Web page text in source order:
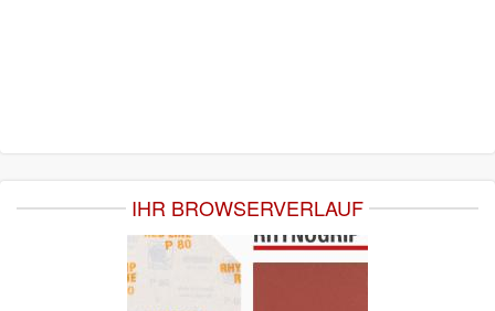
IHR BROWSERVERLAUF